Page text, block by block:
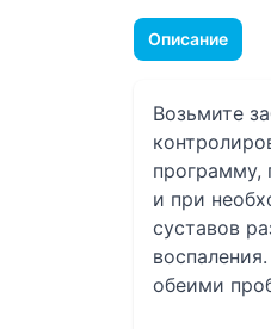
Описание
Возьмите
программу,
и при
суставов
обеими